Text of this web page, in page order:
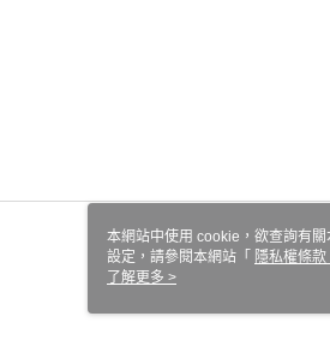
本網站中使用 cookie，欲查詢有
設定，請參閱本網站「 隱私權條款
使用 cookie。
了解更多 >